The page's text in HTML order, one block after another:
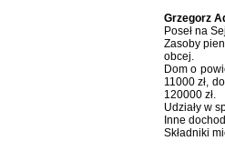
Grzegorz
Poseł na
Zasoby
obcej.
Dom o
11000 zł,
120000 zł.
Udziały w
Inne
Składniki